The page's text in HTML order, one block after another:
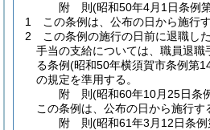
附 則(昭和50年4月1日条例
1
この条例は、公布の日から施行す
2
この条例の施行の日前に退職し
手当の支給については、職員退職
る条例(昭和50年横須賀市条例第
の規定を準用する。
附 則(昭和60年10月25日条
この条例は、公布の日から施行す
附 則(昭和61年3月12日条例